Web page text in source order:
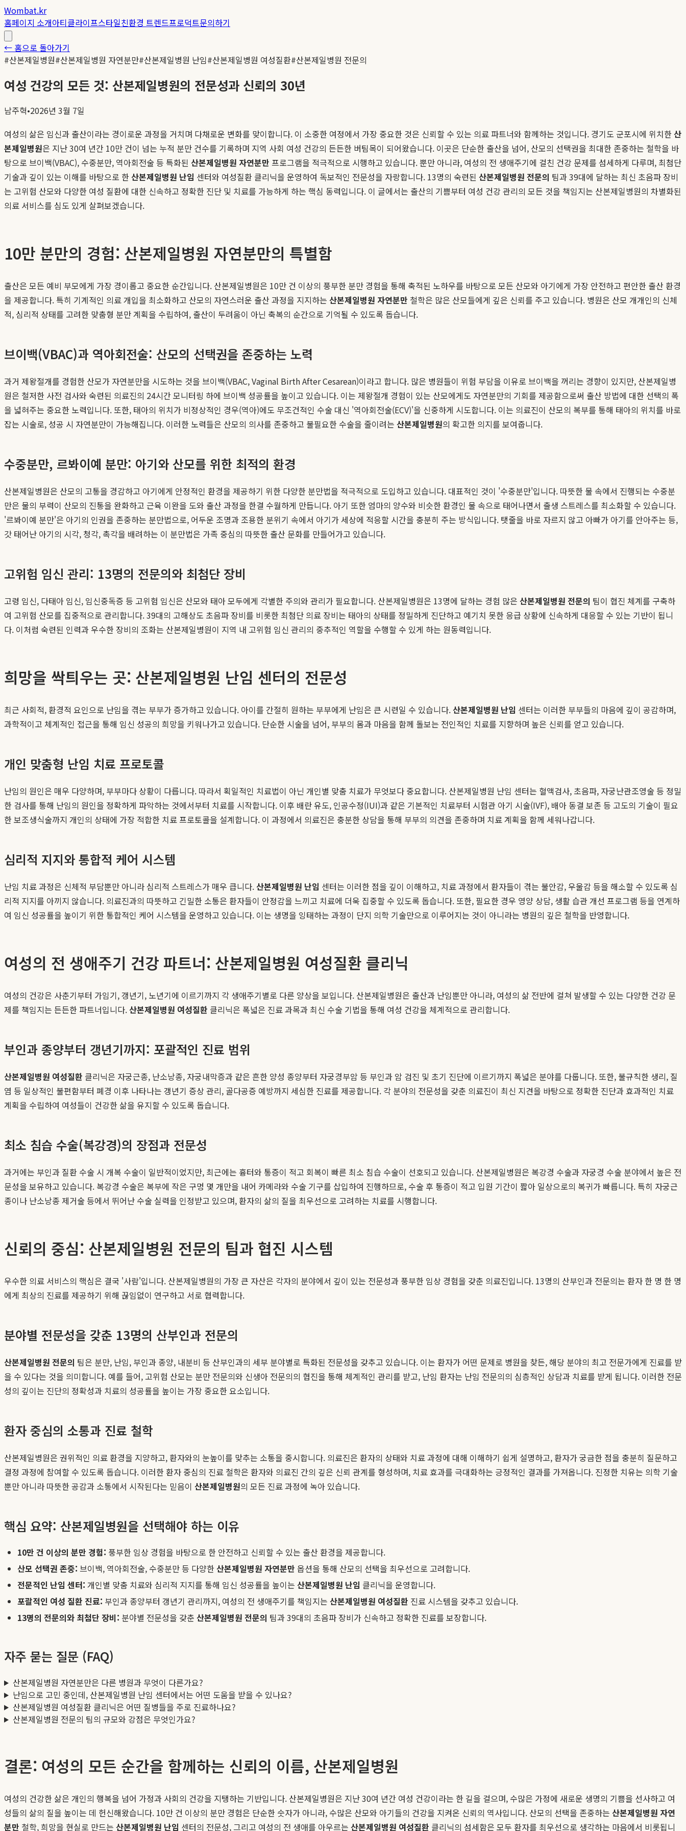
Wombat.kr
홈페이지 소개아티클라이프스타일친환경 트렌드프로덕트문의하기
← 홈으로 돌아가기
#산본제일병원#산본제일병원 자연분만#산본제일병원 난임#산본제일병원 여성질환#산본제일병원 전문의
여성 건강의 모든 것: 산본제일병원의 전문성과 신뢰의 30년
남주혁•2026년 3월 7일
여성의 삶은 임신과 출산이라는 경이로운 과정을 거치며 다채로운 변화를 맞이합니다. 이 소중한 여정에서 가장 중요한 것은 신뢰할 수 있는 의료 파트너와 함께하는 것입니다. 경기도 군포시에 위치한 산
본제일병원은 지난 30여 년간 10만 건이 넘는 누적 분만 건수를 기록하며 지역 사회 여성 건강의 든든한 버팀목이 되어왔습니다. 이곳은 단순한 출산을 넘어, 산모의 선택권을 최대한 존중하는 철학을 바
탕으로 브이백(VBAC), 수중분만, 역아회전술 등 특화된 산본제일병원 자연분만 프로그램을 적극적으로 시행하고 있습니다. 뿐만 아니라, 여성의 전 생애주기에 걸친 건강 문제를 섬세하게 다루며, 최첨단
기술과 깊이 있는 이해를 바탕으로 한 산본제일병원 난임 센터와 여성질환 클리닉을 운영하여 독보적인 전문성을 자랑합니다. 13명의 숙련된 산본제일병원 전문의 팀과 39대에 달하는 최신 초음파 장비
는 고위험 산모와 다양한 여성 질환에 대한 신속하고 정확한 진단 및 치료를 가능하게 하는 핵심 동력입니다. 이 글에서는 출산의 기쁨부터 여성 건강 관리의 모든 것을 책임지는 산본제일병원의 차별화된
의료 서비스를 심도 있게 살펴보겠습니다.
10만 분만의 경험: 산본제일병원 자연분만의 특별함
출산은 모든 예비 부모에게 가장 경이롭고 중요한 순간입니다. 산본제일병원은 10만 건 이상의 풍부한 분만 경험을 통해 축적된 노하우를 바탕으로 모든 산모와 아기에게 가장 안전하고 편안한 출산 환경
을 제공합니다. 특히 기계적인 의료 개입을 최소화하고 산모의 자연스러운 출산 과정을 지지하는 산본제일병원 자연분만 철학은 많은 산모들에게 깊은 신뢰를 주고 있습니다. 병원은 산모 개개인의 신체
적, 심리적 상태를 고려한 맞춤형 분만 계획을 수립하여, 출산이 두려움이 아닌 축복의 순간으로 기억될 수 있도록 돕습니다.
브이백(VBAC)과 역아회전술: 산모의 선택권을 존중하는 노력
과거 제왕절개를 경험한 산모가 자연분만을 시도하는 것을 브이백(VBAC, Vaginal Birth After Cesarean)이라고 합니다. 많은 병원들이 위험 부담을 이유로 브이백을 꺼리는 경향이 있지만, 산본제일병
원은 철저한 사전 검사와 숙련된 의료진의 24시간 모니터링 하에 브이백 성공률을 높이고 있습니다. 이는 제왕절개 경험이 있는 산모에게도 자연분만의 기회를 제공함으로써 출산 방법에 대한 선택의 폭
을 넓혀주는 중요한 노력입니다. 또한, 태아의 위치가 비정상적인 경우(역아)에도 무조건적인 수술 대신 '역아회전술(ECV)'을 신중하게 시도합니다. 이는 의료진이 산모의 복부를 통해 태아의 위치를 바로
잡는 시술로, 성공 시 자연분만이 가능해집니다. 이러한 노력들은 산모의 의사를 존중하고 불필요한 수술을 줄이려는 산본제일병원의 확고한 의지를 보여줍니다.
수중분만, 르봐이예 분만: 아기와 산모를 위한 최적의 환경
산본제일병원은 산모의 고통을 경감하고 아기에게 안정적인 환경을 제공하기 위한 다양한 분만법을 적극적으로 도입하고 있습니다. 대표적인 것이 '수중분만'입니다. 따뜻한 물 속에서 진행되는 수중분
만은 물의 부력이 산모의 진통을 완화하고 근육 이완을 도와 출산 과정을 한결 수월하게 만듭니다. 아기 또한 엄마의 양수와 비슷한 환경인 물 속으로 태어나면서 출생 스트레스를 최소화할 수 있습니다.
'르봐이예 분만'은 아기의 인권을 존중하는 분만법으로, 어두운 조명과 조용한 분위기 속에서 아기가 세상에 적응할 시간을 충분히 주는 방식입니다. 탯줄을 바로 자르지 않고 아빠가 아기를 안아주는 등,
갓 태어난 아기의 시각, 청각, 촉각을 배려하는 이 분만법은 가족 중심의 따뜻한 출산 문화를 만들어가고 있습니다.
고위험 임신 관리: 13명의 전문의와 최첨단 장비
고령 임신, 다태아 임신, 임신중독증 등 고위험 임신은 산모와 태아 모두에게 각별한 주의와 관리가 필요합니다. 산본제일병원은 13명에 달하는 경험 많은 산본제일병원 전문의 팀이 협진 체계를 구축하
여 고위험 산모를 집중적으로 관리합니다. 39대의 고해상도 초음파 장비를 비롯한 최첨단 의료 장비는 태아의 상태를 정밀하게 진단하고 예기치 못한 응급 상황에 신속하게 대응할 수 있는 기반이 됩니
다. 이처럼 숙련된 인력과 우수한 장비의 조화는 산본제일병원이 지역 내 고위험 임신 관리의 중추적인 역할을 수행할 수 있게 하는 원동력입니다.
희망을 싹틔우는 곳: 산본제일병원 난임 센터의 전문성
최근 사회적, 환경적 요인으로 난임을 겪는 부부가 증가하고 있습니다. 아이를 간절히 원하는 부부에게 난임은 큰 시련일 수 있습니다. 산본제일병원 난임 센터는 이러한 부부들의 마음에 깊이 공감하며,
과학적이고 체계적인 접근을 통해 임신 성공의 희망을 키워나가고 있습니다. 단순한 시술을 넘어, 부부의 몸과 마음을 함께 돌보는 전인적인 치료를 지향하며 높은 신뢰를 얻고 있습니다.
개인 맞춤형 난임 치료 프로토콜
난임의 원인은 매우 다양하며, 부부마다 상황이 다릅니다. 따라서 획일적인 치료법이 아닌 개인별 맞춤 치료가 무엇보다 중요합니다. 산본제일병원 난임 센터는 혈액검사, 초음파, 자궁난관조영술 등 정밀
한 검사를 통해 난임의 원인을 정확하게 파악하는 것에서부터 치료를 시작합니다. 이후 배란 유도, 인공수정(IUI)과 같은 기본적인 치료부터 시험관 아기 시술(IVF), 배아 동결 보존 등 고도의 기술이 필요
한 보조생식술까지 개인의 상태에 가장 적합한 치료 프로토콜을 설계합니다. 이 과정에서 의료진은 충분한 상담을 통해 부부의 의견을 존중하며 치료 계획을 함께 세워나갑니다.
심리적 지지와 통합적 케어 시스템
난임 치료 과정은 신체적 부담뿐만 아니라 심리적 스트레스가 매우 큽니다. 산본제일병원 난임 센터는 이러한 점을 깊이 이해하고, 치료 과정에서 환자들이 겪는 불안감, 우울감 등을 해소할 수 있도록 심
리적 지지를 아끼지 않습니다. 의료진과의 따뜻하고 긴밀한 소통은 환자들이 안정감을 느끼고 치료에 더욱 집중할 수 있도록 돕습니다. 또한, 필요한 경우 영양 상담, 생활 습관 개선 프로그램 등을 연계하
여 임신 성공률을 높이기 위한 통합적인 케어 시스템을 운영하고 있습니다. 이는 생명을 잉태하는 과정이 단지 의학 기술만으로 이루어지는 것이 아니라는 병원의 깊은 철학을 반영합니다.
여성의 전 생애주기 건강 파트너: 산본제일병원 여성질환 클리닉
여성의 건강은 사춘기부터 가임기, 갱년기, 노년기에 이르기까지 각 생애주기별로 다른 양상을 보입니다. 산본제일병원은 출산과 난임뿐만 아니라, 여성의 삶 전반에 걸쳐 발생할 수 있는 다양한 건강 문
제를 책임지는 든든한 파트너입니다. 산본제일병원 여성질환 클리닉은 폭넓은 진료 과목과 최신 수술 기법을 통해 여성 건강을 체계적으로 관리합니다.
부인과 종양부터 갱년기까지: 포괄적인 진료 범위
산본제일병원 여성질환 클리닉은 자궁근종, 난소낭종, 자궁내막증과 같은 흔한 양성 종양부터 자궁경부암 등 부인과 암 검진 및 초기 진단에 이르기까지 폭넓은 분야를 다룹니다. 또한, 불규칙한 생리, 질
염 등 일상적인 불편함부터 폐경 이후 나타나는 갱년기 증상 관리, 골다공증 예방까지 세심한 진료를 제공합니다. 각 분야의 전문성을 갖춘 의료진이 최신 지견을 바탕으로 정확한 진단과 효과적인 치료
계획을 수립하여 여성들이 건강한 삶을 유지할 수 있도록 돕습니다.
최소 침습 수술(복강경)의 장점과 전문성
과거에는 부인과 질환 수술 시 개복 수술이 일반적이었지만, 최근에는 흉터와 통증이 적고 회복이 빠른 최소 침습 수술이 선호되고 있습니다. 산본제일병원은 복강경 수술과 자궁경 수술 분야에서 높은 전
문성을 보유하고 있습니다. 복강경 수술은 복부에 작은 구멍 몇 개만을 내어 카메라와 수술 기구를 삽입하여 진행하므로, 수술 후 통증이 적고 입원 기간이 짧아 일상으로의 복귀가 빠릅니다. 특히 자궁근
종이나 난소낭종 제거술 등에서 뛰어난 수술 실력을 인정받고 있으며, 환자의 삶의 질을 최우선으로 고려하는 치료를 시행합니다.
신뢰의 중심: 산본제일병원 전문의 팀과 협진 시스템
우수한 의료 서비스의 핵심은 결국 '사람'입니다. 산본제일병원의 가장 큰 자산은 각자의 분야에서 깊이 있는 전문성과 풍부한 임상 경험을 갖춘 의료진입니다. 13명의 산부인과 전문의는 환자 한 명 한 명
에게 최상의 진료를 제공하기 위해 끊임없이 연구하고 서로 협력합니다.
분야별 전문성을 갖춘 13명의 산부인과 전문의
산본제일병원 전문의 팀은 분만, 난임, 부인과 종양, 내분비 등 산부인과의 세부 분야별로 특화된 전문성을 갖추고 있습니다. 이는 환자가 어떤 문제로 병원을 찾든, 해당 분야의 최고 전문가에게 진료를 받
을 수 있다는 것을 의미합니다. 예를 들어, 고위험 산모는 분만 전문의와 신생아 전문의의 협진을 통해 체계적인 관리를 받고, 난임 환자는 난임 전문의의 심층적인 상담과 치료를 받게 됩니다. 이러한 전문
성의 깊이는 진단의 정확성과 치료의 성공률을 높이는 가장 중요한 요소입니다.
환자 중심의 소통과 진료 철학
산본제일병원은 권위적인 의료 환경을 지양하고, 환자와의 눈높이를 맞추는 소통을 중시합니다. 의료진은 환자의 상태와 치료 과정에 대해 이해하기 쉽게 설명하고, 환자가 궁금한 점을 충분히 질문하고
결정 과정에 참여할 수 있도록 돕습니다. 이러한 환자 중심의 진료 철학은 환자와 의료진 간의 깊은 신뢰 관계를 형성하며, 치료 효과를 극대화하는 긍정적인 결과를 가져옵니다. 진정한 치유는 의학 기술
뿐만 아니라 따뜻한 공감과 소통에서 시작된다는 믿음이 산본제일병원의 모든 진료 과정에 녹아 있습니다.
핵심 요약: 산본제일병원을 선택해야 하는 이유
10만 건 이상의 분만 경험: 풍부한 임상 경험을 바탕으로 한 안전하고 신뢰할 수 있는 출산 환경을 제공합니다.
산모 선택권 존중: 브이백, 역아회전술, 수중분만 등 다양한 산본제일병원 자연분만 옵션을 통해 산모의 선택을 최우선으로 고려합니다.
전문적인 난임 센터: 개인별 맞춤 치료와 심리적 지지를 통해 임신 성공률을 높이는 산본제일병원 난임 클리닉을 운영합니다.
포괄적인 여성 질환 진료: 부인과 종양부터 갱년기 관리까지, 여성의 전 생애주기를 책임지는 산본제일병원 여성질환 진료 시스템을 갖추고 있습니다.
13명의 전문의와 최첨단 장비: 분야별 전문성을 갖춘 산본제일병원 전문의 팀과 39대의 초음파 장비가 신속하고 정확한 진료를 보장합니다.
자주 묻는 질문 (FAQ)
산본제일병원 자연분만은 다른 병원과 무엇이 다른가요?
난임으로 고민 중인데, 산본제일병원 난임 센터에서는 어떤 도움을 받을 수 있나요?
산본제일병원 여성질환 클리닉은 어떤 질병들을 주로 진료하나요?
산본제일병원 전문의 팀의 규모와 강점은 무엇인가요?
결론: 여성의 모든 순간을 함께하는 신뢰의 이름, 산본제일병원
여성의 건강한 삶은 개인의 행복을 넘어 가정과 사회의 건강을 지탱하는 기반입니다. 산본제일병원은 지난 30여 년간 여성 건강이라는 한 길을 걸으며, 수많은 가정에 새로운 생명의 기쁨을 선사하고 여
성들의 삶의 질을 높이는 데 헌신해왔습니다. 10만 건 이상의 분만 경험은 단순한 숫자가 아니라, 수많은 산모와 아기들의 건강을 지켜온 신뢰의 역사입니다. 산모의 선택을 존중하는 산본제일병원 자연
분만 철학, 희망을 현실로 만드는 산본제일병원 난임 센터의 전문성, 그리고 여성의 전 생애를 아우르는 산본제일병원 여성질환 클리닉의 섬세함은 모두 환자를 최우선으로 생각하는 마음에서 비롯됩니